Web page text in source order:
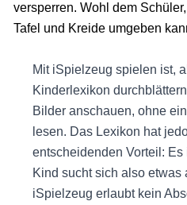
versperren. Wohl dem
Tafel und Kreide umgeben
Mit iSpielzeug spielen ist,
Kinderlexikon
Bilder anschauen, ohne
lesen. Das Lexikon hat
entscheidenden Vorteil:
Kind sucht sich also etwas
iSpielzeug erlaubt kein